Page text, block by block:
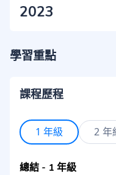
2023
學習重點
課程歷程
1 年級 2 年
總結 - 1 年級